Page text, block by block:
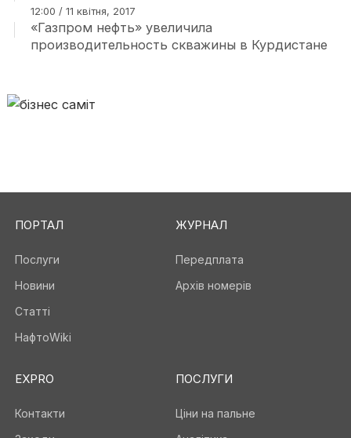
12:00 / 11 квітня, 2017
«Газпром нефть» увеличила
производительность скважины в Курдистане
ПОРТАЛ
Послуги
Новини
Статті
НафтоWiki
ЖУРНАЛ
Передплата
Архів номерів
EXPRO
Контакти
ПОСЛУГИ
Ціни на пальне